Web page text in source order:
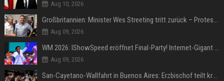
Aug 10, 2026
Großbritannien: Minister Wes Streeting tritt zurück – Protest gegen Keir Starmer
Aug 09, 2026
WM 2026: IShowSpeed eröffnet Final-Party! Internet-Gigant singt einen Song
Aug 09, 2026
San-Cayetano-Wallfahrt in Buenos Aires: Erzbischof teilt kräftig gegen Javier Milei aus